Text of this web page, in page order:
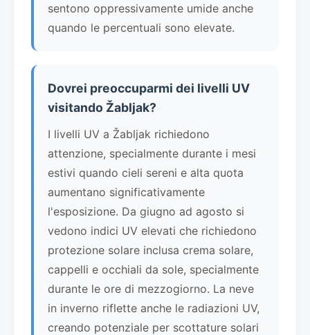
sentono oppressivamente umide anche
quando le percentuali sono elevate.
Dovrei preoccuparmi dei livelli UV
visitando Žabljak?
I livelli UV a Žabljak richiedono
attenzione, specialmente durante i mesi
estivi quando cieli sereni e alta quota
aumentano significativamente
l'esposizione. Da giugno ad agosto si
vedono indici UV elevati che richiedono
protezione solare inclusa crema solare,
cappelli e occhiali da sole, specialmente
durante le ore di mezzogiorno. La neve
in inverno riflette anche le radiazioni UV,
creando potenziale per scottature solari